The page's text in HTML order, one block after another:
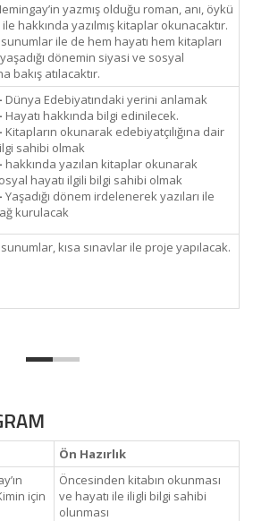
yazmış olduğu roman, anı, öykü
hakkında yazılmış kitaplar okunacaktır.
ile de hem hayatı hem kitapları
dönemin siyasi ve sosyal
bakış atılacaktır.
Dünya Edebiyatındaki yerini anlamak
Hayatı hakkında bilgi edinilecek.
Kitapların okunarak edebiyatçılığına dair
sahibi olmak
hakkında yazılan kitaplar okunarak
hayatı ilgili bilgi sahibi olmak
Yaşadığı dönem irdelenerek yazıları ile
kurulacak
kısa sınavlar ile proje yapılacak.
Ön Hazırlık
için
Öncesinden kitabın okunması
ve hayatı ile iligli bilgi sahibi
olunması